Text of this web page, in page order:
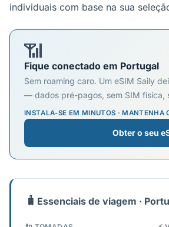
individuais com base na sua
📶
Fique conectado em Portugal
Sem roaming caro. Um eSIM Saily
— dados pré-pagos, sem SIM física,
INSTALA-SE EM MINUTOS · MANTENHA
Obter o seu
🧳 Essenciais de viagem ·